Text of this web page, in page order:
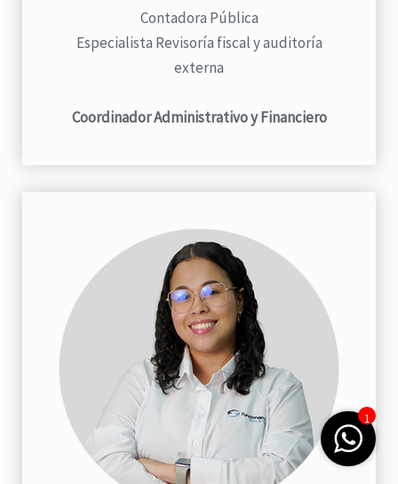
Contadora Pública
Especialista Revisoría fiscal y auditoría
externa
Coordinador Administrativo y Financiero
1